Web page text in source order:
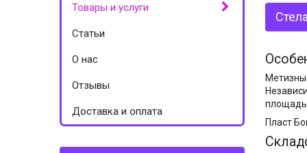
площадь
Пласт
Товары и услуги
Статьи
О нас
Отзывы
Доставка и оплата